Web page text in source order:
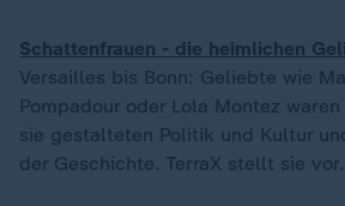
Schattenfrauen - die heimlichen
Versailles bis Bonn: Geliebte wie
Pompadour oder Lola Montez
sie gestalteten Politik und Kultur
der Geschichte. TerraX stellt sie vor.